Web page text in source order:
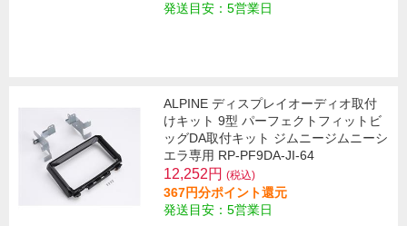
発送目安：5営業日
ALPINE ディスプレイオーディオ取付
けキット 9型 パーフェクトフィットビ
ッグDA取付キット ジムニージムニーシ
エラ専用 RP-PF9DA-JI-64
12,252円 (税込)
367円分ポイント還元
発送目安：5営業日